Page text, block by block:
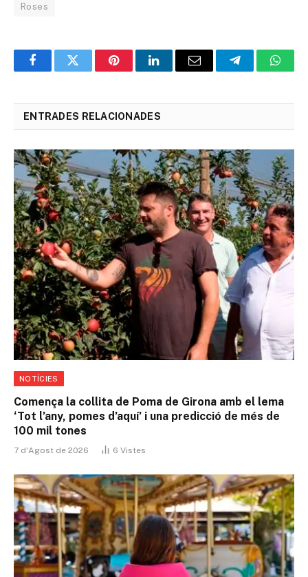
Roses
FacebookTwitter PinterestLinkedInEmail Telegram
ENTRADES RELACIONADES
NOTÍCIES
Comença la collita de Poma de Girona amb el lema
‘Tot l’any, pomes d’aquí’ i una predicció de més de
100 mil tones
7 d'Agost de 2026 6 Vistes